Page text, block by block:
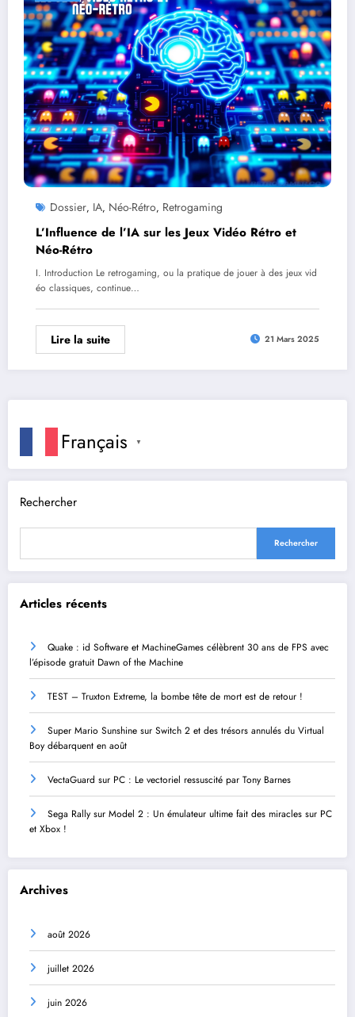
Dossier, IA, Néo-Rétro, Retrogaming
L’Influence de l’IA sur les Jeux Vidéo Rétro et
Néo-Rétro
I. Introduction Le retrogaming, ou la pratique de jouer à des jeux vid
éo classiques, continue…
Lire la suite 21 Mars 2025
Français ▼
Rechercher
Rechercher
Articles récents
Quake : id Software et MachineGames célèbrent 30 ans de FPS avec
l’épisode gratuit Dawn of the Machine
TEST – Truxton Extreme, la bombe tête de mort est de retour !
Super Mario Sunshine sur Switch 2 et des trésors annulés du Virtual
Boy débarquent en août
VectaGuard sur PC : Le vectoriel ressuscité par Tony Barnes
Sega Rally sur Model 2 : Un émulateur ultime fait des miracles sur PC
et Xbox !
Archives
août 2026
juillet 2026
juin 2026